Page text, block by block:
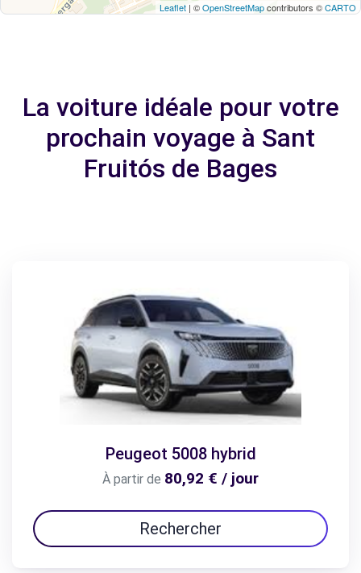
Leaflet | ©OpenStreetMapcontributors ©CARTO
La voiture idéale pour votre
prochain voyage à Sant
Fruitós de Bages
Peugeot 5008 hybrid
À partir de 80,92 € / jour
Rechercher